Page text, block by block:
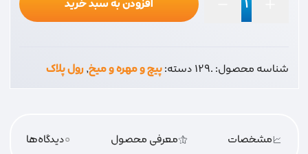
لبه
افزودن به سبد خرید
شناسه محصول:.129 دسته:پیچ و مهره و میخ,رول پلاک
مشخصات معرفی محصول 0دیدگاه‌‌ها